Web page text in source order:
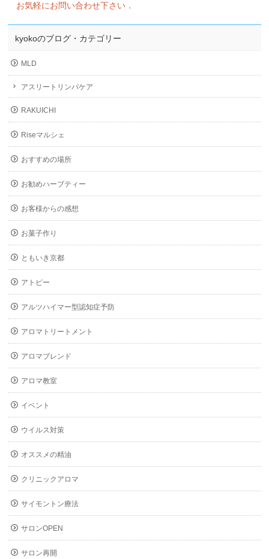
お気軽にお問い合わせ下さい．
kyokoのブログ・カテゴリー
MLD
アスリートリンパケア
RAKUICHI
Riseマルシェ
おすすめの場所
お勧めハーブティー
お客様からの感想
お菓子作り
ともいき京都
アトピー
アルツハイマー型認知症予防
アロマトリートメント
アロマブレンド
アロマ教室
イベント
ウイルス対策
オススメの精油
クリニックアロマ
サイモントン療法
サロンOPEN
サロン再開